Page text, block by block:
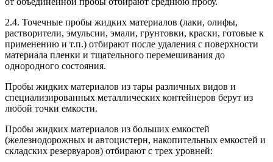
2.4. Точечные пробы жидких материалов (лаки, олифы,
растворители, эмульсии, эмали, грунтовки, краски, готовые к
применению и т.п.) отбирают после удаления с поверхности
материала пленки и тщательного перемешивания до
однородного состояния.
Пробы жидких материалов из тары различных видов и
специализированных металлических контейнеров берут из
любой точки емкости.
Пробы жидких материалов из больших емкостей
(железнодорожных и автоцистерн, накопительных емкостей и
складских резервуаров) отбирают с трех уровней: